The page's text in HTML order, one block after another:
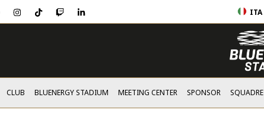
instagram
tiktoktwitchlinkedin ITA
CLUB BLUENERGY STADIUM MEETING CENTER SPONSOR SQUADRE